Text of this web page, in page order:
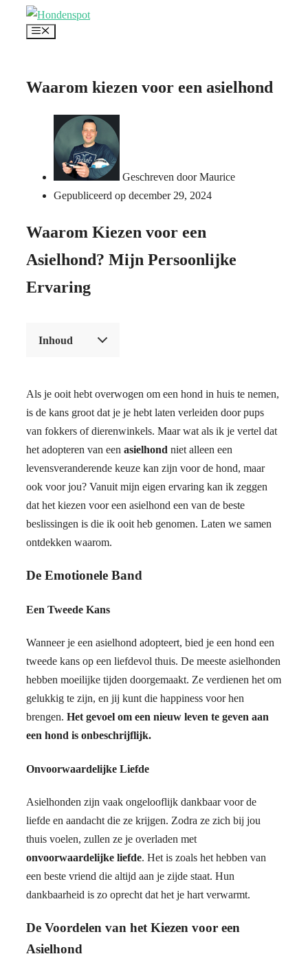
Menu
Waarom kiezen voor een asielhond
Geschreven doorMaurice
Gepubliceerd op december 29, 2024
Waarom Kiezen voor een
Asielhond? Mijn Persoonlijke
Ervaring
Inhoud
Als je ooit hebt overwogen om een hond in huis te nemen,
is de kans groot dat je je hebt laten verleiden door pups
van fokkers of dierenwinkels. Maar wat als ik je vertel dat
het adopteren van een asielhond niet alleen een
levensveranderende keuze kan zijn voor de hond, maar
ook voor jou? Vanuit mijn eigen ervaring kan ik zeggen
dat het kiezen voor een asielhond een van de beste
beslissingen is die ik ooit heb genomen. Laten we samen
ontdekken waarom.
De Emotionele Band
Een Tweede Kans
Wanneer je een asielhond adopteert, bied je een hond een
tweede kans op een liefdevol thuis. De meeste asielhonden
hebben moeilijke tijden doorgemaakt. Ze verdienen het om
gelukkig te zijn, en jij kunt die happiness voor hen
brengen. Het gevoel om een nieuw leven te geven aan
een hond is onbeschrijflijk.
Onvoorwaardelijke Liefde
Asielhonden zijn vaak ongelooflijk dankbaar voor de
liefde en aandacht die ze krijgen. Zodra ze zich bij jou
thuis voelen, zullen ze je overladen met
onvoorwaardelijke liefde. Het is zoals het hebben van
een beste vriend die altijd aan je zijde staat. Hun
dankbaarheid is zo oprecht dat het je hart verwarmt.
De Voordelen van het Kiezen voor een
Asielhond